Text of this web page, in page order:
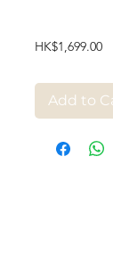
HK$1,699.00
Add to